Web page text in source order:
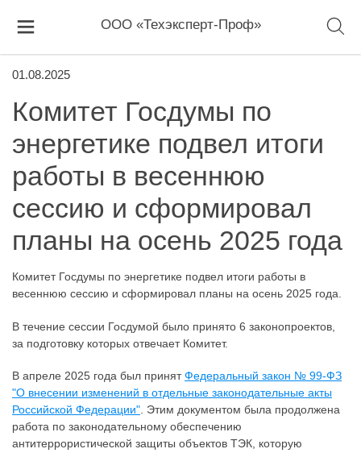
ООО «Техэксперт-Проф»
01.08.2025
Комитет Госдумы по
энергетике подвел итоги
работы в весеннюю
сессию и сформировал
планы на осень 2025 года
Комитет Госдумы по энергетике подвел итоги работы в
весеннюю сессию и сформировал планы на осень 2025 года.
В течение сессии Госдумой было принято 6 законопроектов,
за подготовку которых отвечает Комитет.
В апреле 2025 года был принятФедеральный закон № 99-ФЗ
"О внесении изменений в отдельные законодательные акты
Российской Федерации" . Этим документом была продолжена
работа по законодательному обеспечению
антитеррористической защиты объектов ТЭК, которую